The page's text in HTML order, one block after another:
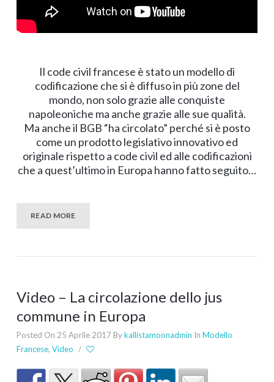
Il code civil francese è stato un modello di
codificazione che si è diffuso in più zone del
mondo, non solo grazie alle conquiste
napoleoniche ma anche grazie alle sue qualità.
Ma anche il BGB “ha circolato” perché si è posto
come un prodotto legislativo innovativo ed
originale rispetto a code civil ed alle codificazioni
che a quest’ultimo in Europa hanno fatto seguito…
READ MORE
Video – La circolazione dello jus
commune in Europa
Posted On 25 Aprile 2017 Bykallistamoonadmin In Modello
Francese, Video /